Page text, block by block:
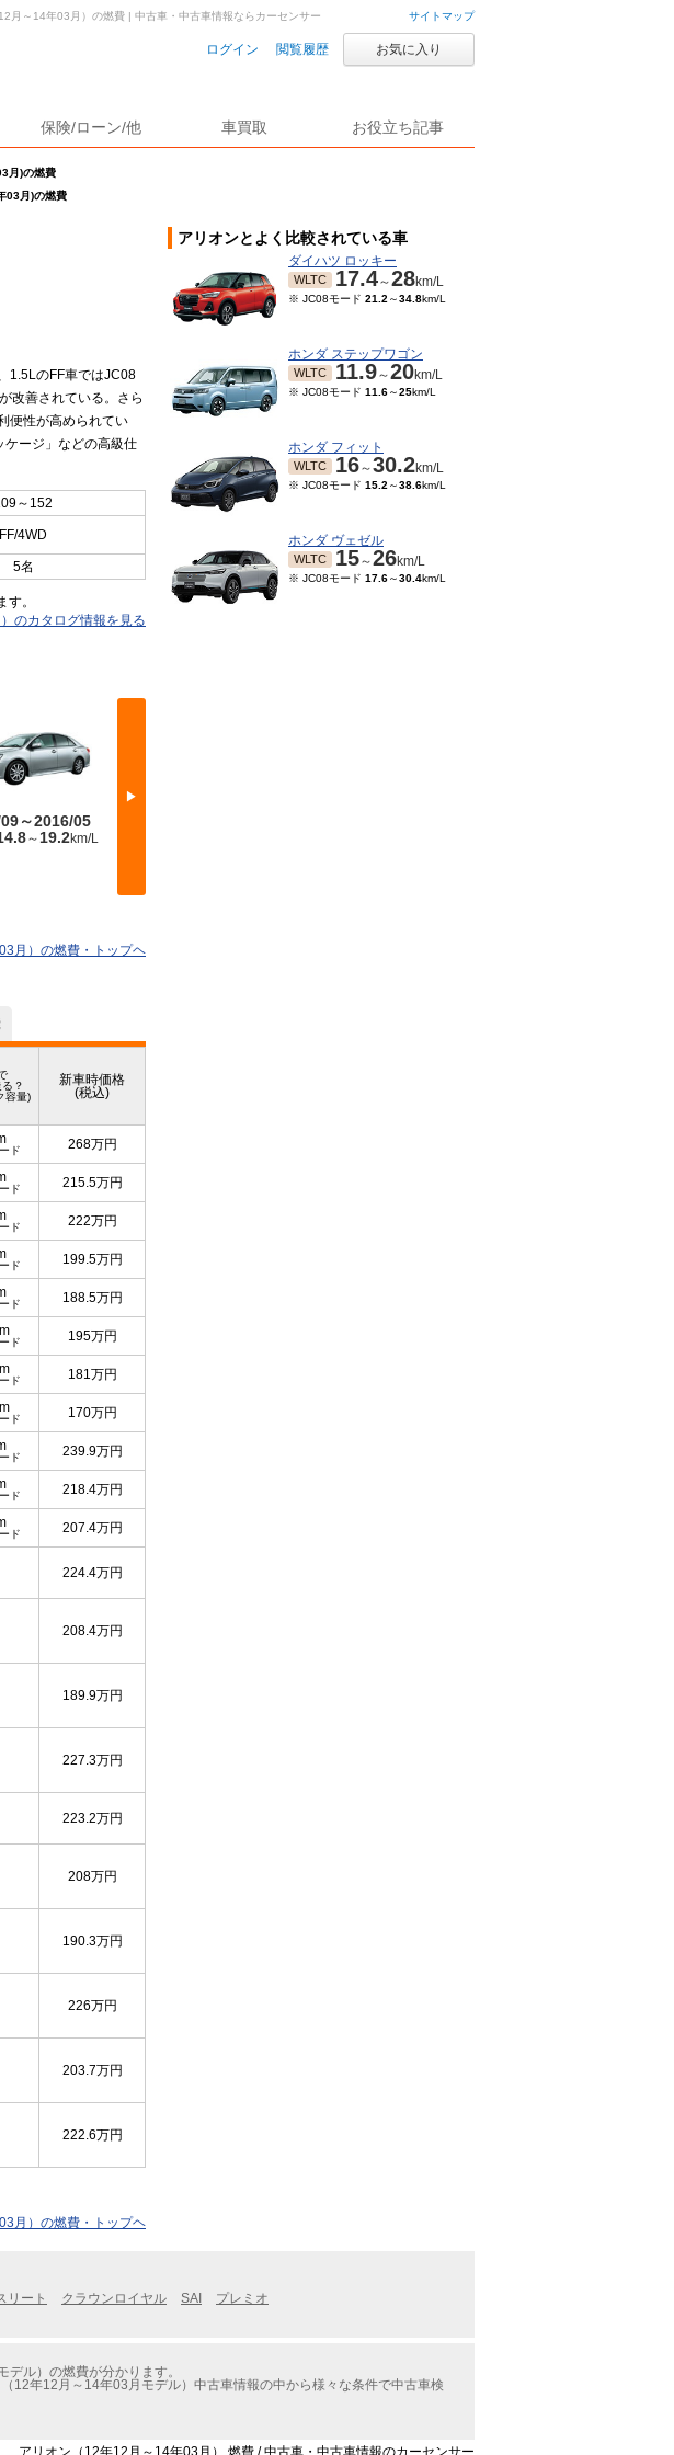
サイトマップ
ログイン 閲覧履歴 お気に入り
保険/ローン/他 車買取 お役立ち記事
月)の燃費
03月)の燃費
月～14年03月）の燃費 | 中古車・中古車情報ならカーセンサー
1.5LのFF車ではJC08
改善されている。さら
便性が高められてい
ージ」などの高級仕
～152
FF/4WD
5名
。
のカタログ情報を見る
▶
～2016/05
～19.2km/L
月）の燃費・トップヘ
？
容量)
新車時価格
(税込)
ド 268万円
ド 215.5万円
ド 222万円
ド 199.5万円
ド 188.5万円
ド 195万円
ド 181万円
ド 170万円
ド 239.9万円
ド 218.4万円
ド 207.4万円
224.4万円
208.4万円
189.9万円
227.3万円
223.2万円
208万円
190.3万円
226万円
203.7万円
222.6万円
月）の燃費・トップヘ
アリオンとよく比較されている車
ダイハツ ロッキー
WLTC 17.4～28km/L
※ JC08モード 21.2 ～34.8km/L
ホンダ ステップワゴン
WLTC 11.9～20km/L
※ JC08モード 11.6～25km/L
ホンダ フィット
WLTC 16～30.2km/L
※ JC08モード 15.2 ～38.6km/L
ホンダ ヴェゼル
WLTC 15～26km/L
※ JC08モード 17.6～30.4km/L
リート クラウンロイヤル SAI プレミオ
ル）の燃費が分かります。
12年12月～14年03月モデル）中古車情報の中から様々な条件で中古車検